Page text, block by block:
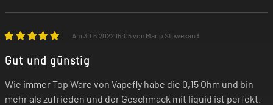
Am 30.6.2022 15:05 von Mario Stöwesand
Gut und günstig
Wie immer Top Ware von Vapefly habe die 0,15 Ohm und bin
mehr als zufrieden und der Geschmack mit liquid ist perfekt.